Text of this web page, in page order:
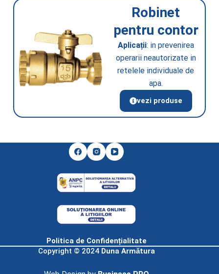
Robinet
pentru contor
Aplicații: in prevenirea
operarii neautorizate in
retelele individuale de
apa.
vezi produse
Politica de Confidențialitate
Copyright © 2024 Duna Armătura